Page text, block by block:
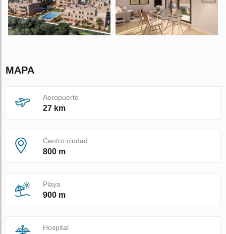
MAPA
Aeropuerto
27 km
Centro ciudad
800 m
Playa
900 m
Hospital